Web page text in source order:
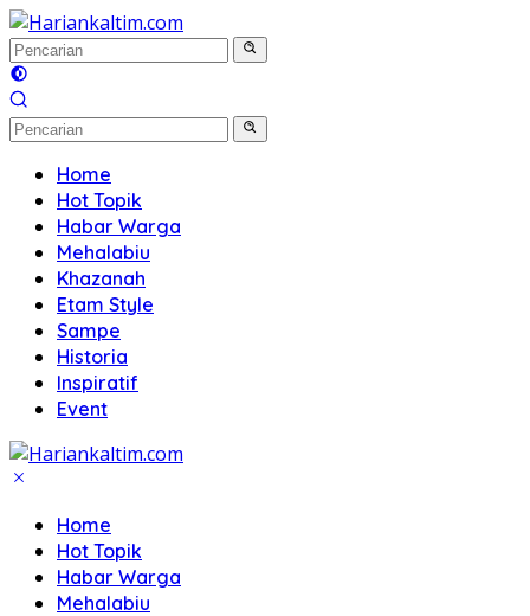
Langsung
ke
konten
Home
Hot Topik
Habar Warga
Mehalabiu
Khazanah
Etam Style
Sampe
Historia
Inspiratif
Event
Home
Hot Topik
Habar Warga
Mehalabiu